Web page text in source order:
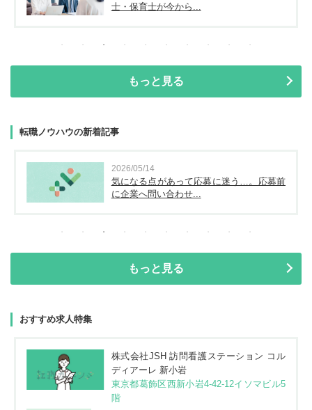
士・保育士が今から...
もっと見る
転職ノウハウの新着記事
2026/05/14
気になる点があって応募に迷う…。応募前
に企業へ問い合わせ...
もっと見る
おすすめ求人特集
株式会社JSH 訪問看護ステーション コル
ディアーレ 新小岩
東京都葛飾区西新小岩4-42-12イソマビル5
階